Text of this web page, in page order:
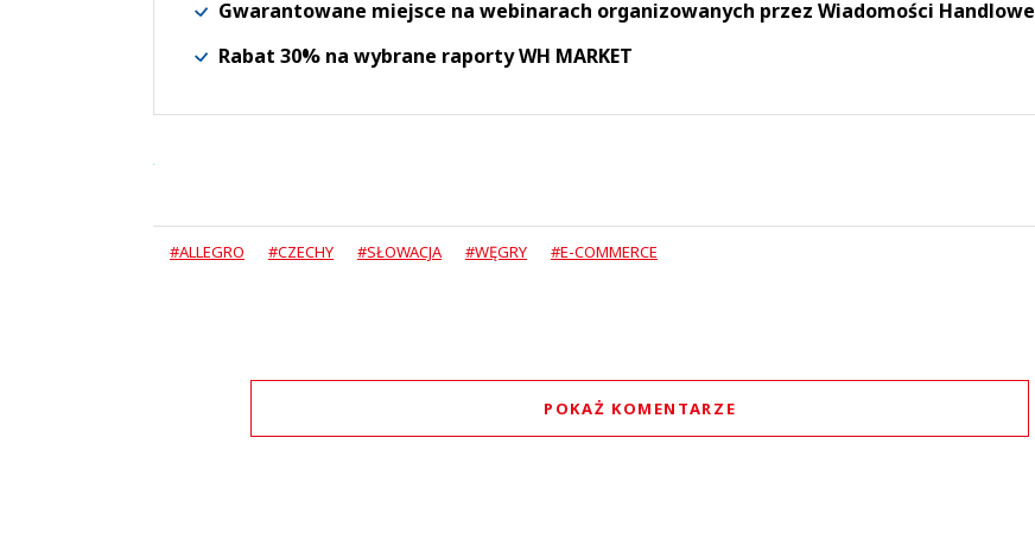
Gwarantowane miejsce na webinarach organizowanych przez Wiadomości Handlowe
Rabat 30% na wybrane raporty WH MARKET
#ALLEGRO #CZECHY #SŁOWACJA #WĘGRY #E-COMMERCE
POKAŻ KOMENTARZE